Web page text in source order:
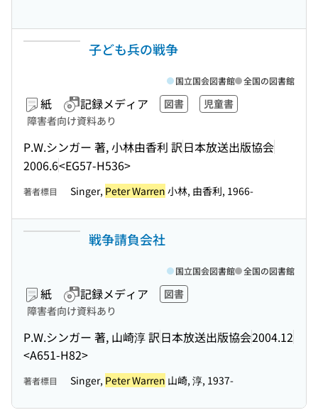
子ども兵の戦争
紙 記録メディア 図書
児童書
障害者向け資料あり
P.W.シンガー 著, 小林由香利 訳日本放送出版協会
2006.6<EG57-H536>
国立国会図書館 全国の図書館
著者標目 Singer, Peter Warren 小林, 由香利, 1966-
戦争請負会社
紙 記録メディア
図書
障害者向け資料あり
P.W.シンガー 著, 山崎淳 訳日本放送出版協会2004.12
<A651-H82>
国立国会図書館 全国の図書館
著者標目 Singer, Peter Warren 山崎, 淳, 1937-